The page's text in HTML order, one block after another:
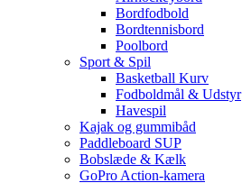
Bordfodbold
Bordtennisbord
Poolbord
Sport & Spil
Basketball Kurv
Fodboldmål & Udstyr
Havespil
Kajak og gummibåd
Paddleboard SUP
Bobslæde & Kælk
GoPro Action-kamera